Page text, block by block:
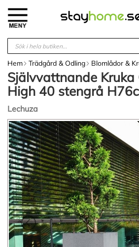
innehållet
Hem Trädgård & Odling Blomlådor &
Självvattnande Kruka
High 40 stengrå
Lechuza
Hoppa
till
slutet
av
bildgalleriet